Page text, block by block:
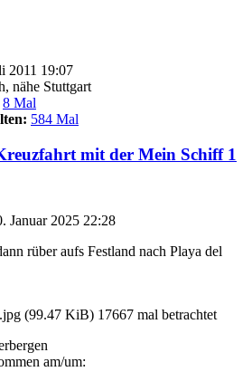
2011 19:07
nähe Stuttgart
8 Mal
584 Mal
mit der Mein Schiff 1
Januar 2025 22:28
rüber aufs Festland nach Playa del
(99.47 KiB) 17667 mal betrachtet
am/um: